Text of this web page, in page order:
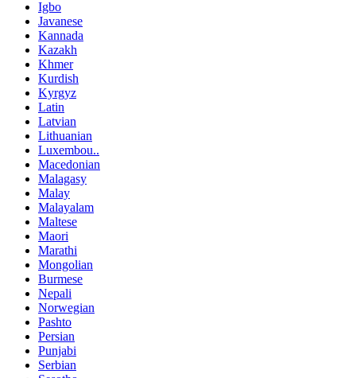
Igbo
Javanese
Kannada
Kazakh
Khmer
Kurdish
Kyrgyz
Latin
Latvian
Lithuanian
Luxembou..
Macedonian
Malagasy
Malay
Malayalam
Maltese
Maori
Marathi
Mongolian
Burmese
Nepali
Norwegian
Pashto
Persian
Punjabi
Serbian